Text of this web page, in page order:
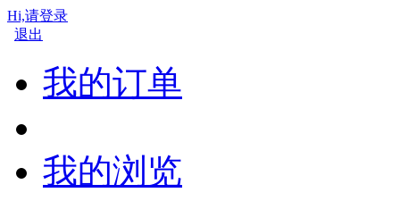
Hi,请登录
退出
我的订单
我的浏览